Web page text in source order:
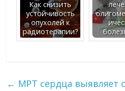
Как снизить
устойчивость
опухолей к
радиотерапии?
← МРТ сердца выявляет